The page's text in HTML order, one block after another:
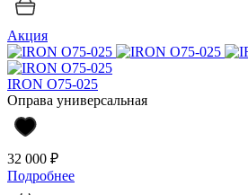
Акция
IRON O75-025
Оправа универсальная
32 000 ₽
Подробнее